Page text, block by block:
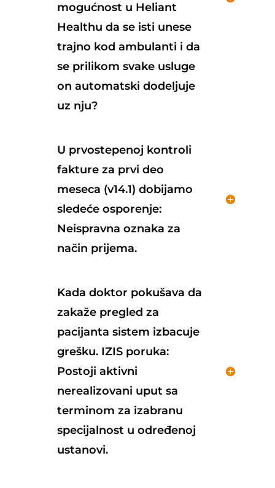
mogućnost u Heliant
Healthu da se isti unese
trajno kod ambulanti i da
se prilikom svake usluge
on automatski dodeljuje
uz nju?
U prvostepenoj kontroli
fakture za prvi deo
meseca (v14.1) dobijamo
sledeće osporenje:
Neispravna oznaka za
način prijema.
Kada doktor pokušava da
zakaže pregled za
pacijanta sistem izbacuje
grešku. IZIS poruka:
Postoji aktivni
nerealizovani uput sa
terminom za izabranu
specijalnost u određenoj
ustanovi.